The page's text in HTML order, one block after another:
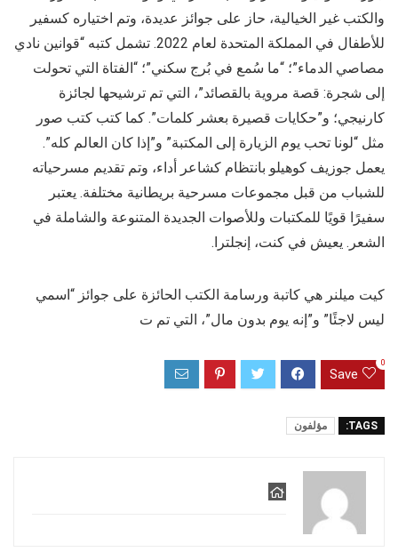
والكتب غير الخيالية، حاز على جوائز عديدة، وتم اختياره كسفير
للأطفال في المملكة المتحدة لعام 2022. تشمل كتبه “قوانين نادي
مصاصي الدماء”؛ “ما سُمع في بُرج سكني”؛ “الفتاة التي تحولت
إلى شجرة: قصة مروية بالقصائد”، التي تم ترشيحها لجائزة
كارنيجي؛ و”حكايات قصيرة بعشر كلمات”. كما كتب كتب صور
مثل “لونا تحب يوم الزيارة إلى المكتبة” و”إذا كان العالم كله”.
يعمل جوزيف كوهيلو بانتظام كشاعر أداء، وتم تقديم مسرحياته
للشباب من قبل مجموعات مسرحية بريطانية مختلفة. يعتبر
سفيرًا قويًا للمكتبات وللأصوات الجديدة المتنوعة والشاملة في
الشعر. يعيش في كنت، إنجلترا.
كيت ميلنر هي كاتبة ورسامة الكتب الحائزة على جوائز “اسمي
ليس لاجئًا” و”إنه يوم بدون مال”، التي تم ت
Save
0
TAGS: مؤلفون